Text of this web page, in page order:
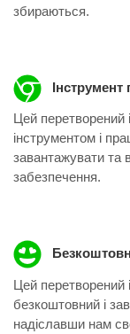
збираються.
Інструмент
Цей перетворений
інструментом і
завантажувати та
забезпечення.
Цей перетворений
безкоштовний і
надіславши нам